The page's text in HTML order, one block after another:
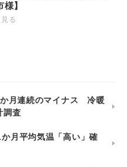
】
る
月連続のマイナス 冷暖
調査
月平均気温「高い」確